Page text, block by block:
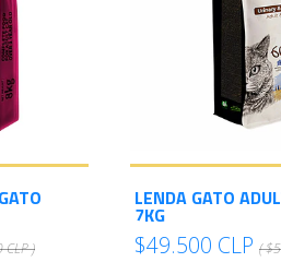
)
LENDA GATO
7KG
$49.500 CLP (